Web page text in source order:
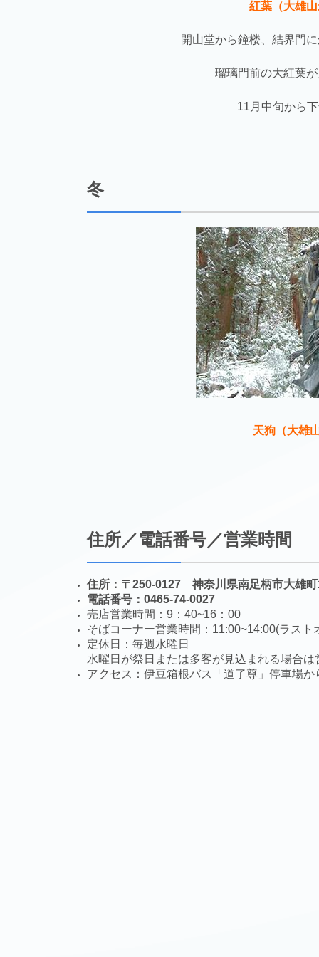
紅葉（大雄
開山堂から鐘楼、結界門
瑠璃門前の大紅葉
11月中旬から
冬
天狗（大雄
住所／電話番号／営業時間
住所：〒250-0127 神奈川県南足柄市大雄
電話番号：0465-74-0027
売店営業時間：9：40~16：00
そばコーナー営業時間：11:00~14:00(ラスト
定休日：毎週水曜日
水曜日が祭日または多客が見込まれる場合
アクセス：伊豆箱根バス「道了尊」停車場か